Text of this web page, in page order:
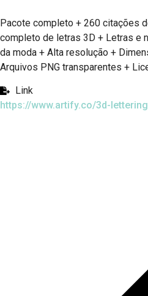
Pacote completo + 260 citações
completo de letras 3D + Letras e
da moda + Alta resolução +
Arquivos PNG transparentes +
Link
https://www.artify.co/3d-lettering